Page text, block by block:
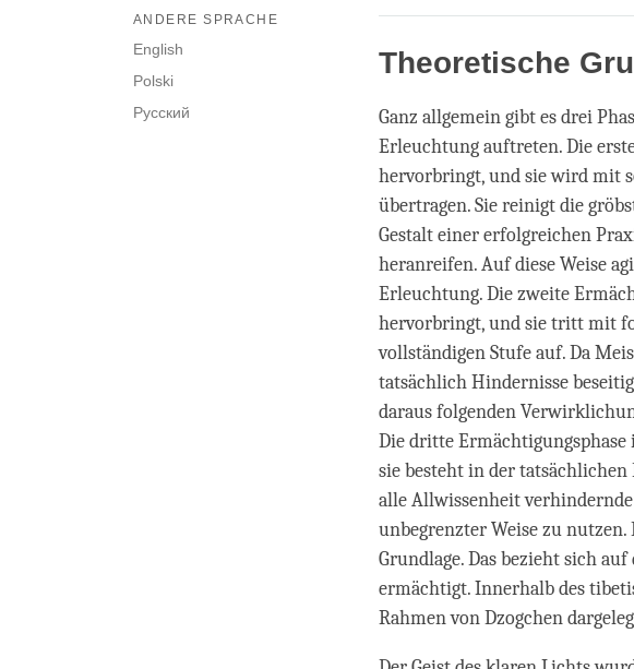
ANDERE SPRACHE
English
Polski
Русский
Theoretische
Ganz allgemein gibt es drei
Erleuchtung auftreten. Die
hervorbringt, und sie wird mit
übertragen. Sie reinigt die
Gestalt einer erfolgreichen
heranreifen. Auf diese Weise
Erleuchtung. Die zweite
hervorbringt, und sie tritt mit
vollständigen Stufe auf. Da
tatsächlich Hindernisse
daraus folgenden
Die dritte
sie besteht in der
alle Allwissenheit
unbegrenzter Weise zu
Grundlage. Das bezieht sich
ermächtigt. Innerhalb des
Rahmen von Dzogchen